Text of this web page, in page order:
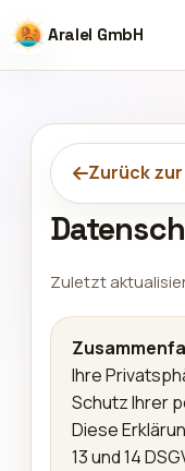
Aralel GmbH
Zurück
Zuletzt
Ihre
Schutz Ihrer
Diese
13 und 14